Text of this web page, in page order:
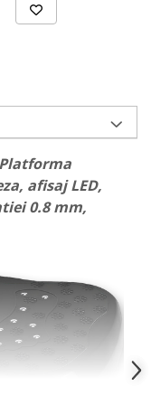
afisaj LED,
0.8 mm,